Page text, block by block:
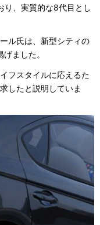
り、実質的な8代目とし
ル氏は、新型シティの
ました。
フスタイルに応えるた
したと説明していま